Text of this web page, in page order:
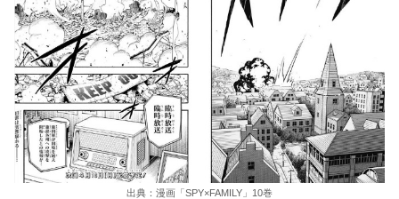
出典：漫画「SPY×FAMILY」10巻